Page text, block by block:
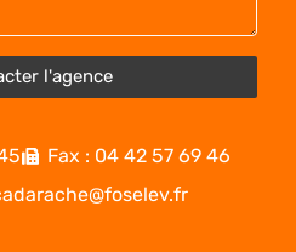
l'agence
Fax : 04 42 57 69 46